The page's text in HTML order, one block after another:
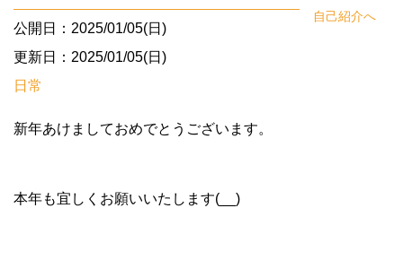
自己紹介へ
公開日：2025/01/05(日)
更新日：2025/01/05(日)
日常
新年あけましておめでとうございます。
本年も宜しくお願いいたします(__)